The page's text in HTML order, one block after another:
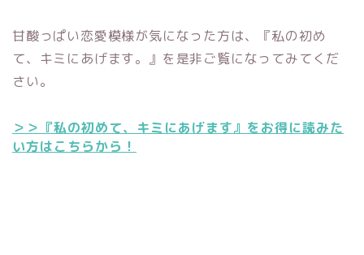
甘酸っぱい恋愛模様が気になった方は、『私の初め
て、キミにあげます。』を是非ご覧になってみてくだ
さい。
＞＞『私の初めて、キミにあげます』をお得に読みた
い方はこちらから！